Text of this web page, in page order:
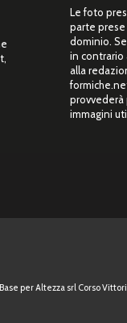
Le foto
parte
dominio.
in contrario
alla
immagini